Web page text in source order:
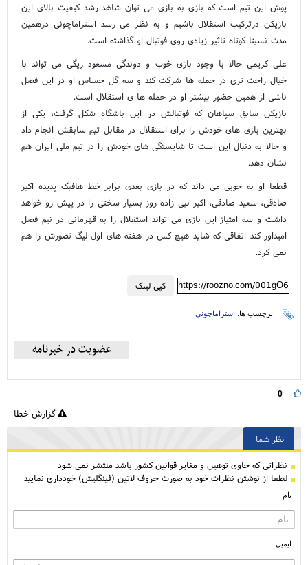
پوش این تیم است که بازی به بازی می توان شاهد رشد کیفیت بالای این
بازیکن درترکیب استقلال باشیم و به نظر می رسد استراماچونی درهمین
مدت نسبتا کوتاه تاثیر زیادی روی فوتبال او گذاشته است.
علی کریمی حالا با وجود بازی خوب و دوندگی مسعود ریگی می تواند با
خیال راحت تری در حمله ها شرکت کند و سه گل حساس او در این فصل
ناشی از همین حضور بیشتر او در حمله ها ی استقلال است.
بازیکن سابق سپاهان که فوتبالش در این باشگاه شکل گرفت، یکی از
بهترین بازی های خودش را برای استقلال در مقابل تیم سابقش انجام داد
و حالا به دنبال این است تا شایستگی های خودش را در تیم ملی ایران هم
نشان دهد.
قطعا او به خوبی می داند که در بازی بعدی برابر خط هافبک پدیده اکبر
صادقی، سعید صادقی، اکبر نبی زاده روز بسیار سختی را در پیش رو خواهد
داشت و سه امتیاز این بازی می تواند استقلال را به قهرمانی در نیم فصل
امیداور کند اتفاقی که شاید هیچ کس در هفته های اول لیگ تصورش را هم
نمی کرد.
کپی لینک https://roozno.com/001gO6
برچسب ها: استراماچونی
0
گزارش خطا
نظر شما
نظراتی كه حاوی توهین و مغایر قوانین کشور باشد منتشر نمی شود
لطفا از نوشتن نظرات خود به صورت حروف لاتین (فینگلیش) خودداری نمایید
نام
ایمیل